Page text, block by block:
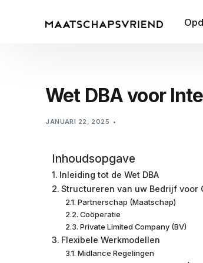
Wet DBA voor
JANUARI 22, 2025
Inhoudsopgave
Inleiding tot de Wet DBA
Structureren van uw Bedrijf voor
Partnerschap (Maatschap)
Coöperatie
Private Limited Company (BV)
Flexibele Werkmodellen
Midlance Regelingen